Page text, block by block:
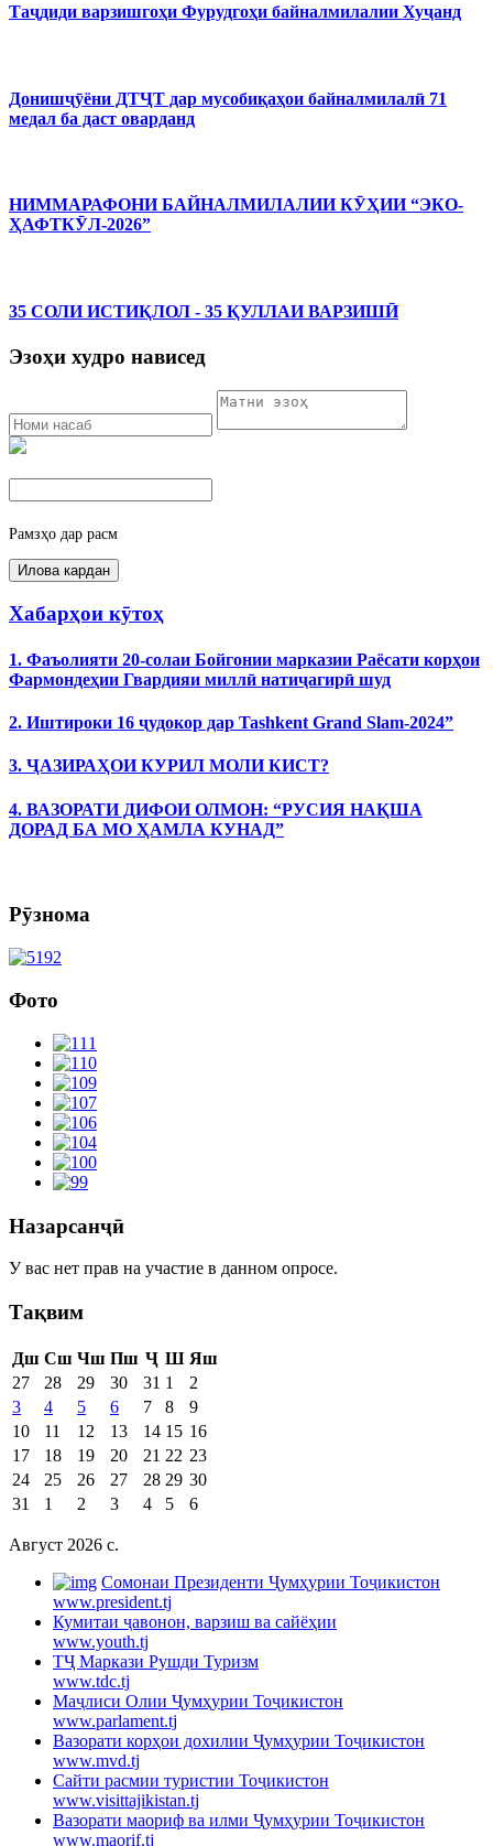
Таҷдиди варзишгоҳи Фурудгоҳи байналмилалии Хуҷанд
Донишҷӯёни ДТҶТ дар мусобиқаҳои байналмилалӣ 71
медал ба даст оварданд
НИММАРАФОНИ БАЙНАЛМИЛАЛИИ КӮҲИИ “ЭКО-
ҲАФТКӮЛ-2026”
35 СОЛИ ИСТИҚЛОЛ - 35 ҚУЛЛАИ ВАРЗИШӢ
Эзоҳи худро нависед
Рамзҳо дар расм
Хабарҳои кӯтоҳ
1. Фаъолияти 20-солаи Бойгонии марказии Раёсати корҳои
Фармондеҳии Гвардияи миллӣ натиҷагирӣ шуд
2. Иштироки 16 ҷудокор дар Tashkent Grand Slam-2024”
3. ҶАЗИРАҲОИ КУРИЛ МОЛИ КИСТ?
4. ВАЗОРАТИ ДИФОИ ОЛМОН: “РУСИЯ НАҚША
ДОРАД БА МО ҲАМЛА КУНАД”
Рӯзнома
Фото
Назарсанҷӣ
У вас нет прав на участие в данном опросе.
Тақвим
Дш Сш Чш Пш Ҷ Ш Яш
27
28 29 30 31 1
2
3
4 5 6 7 8
9
10
11 12 13 14 15 16
17
18 19 20 21 22 23
24
25 26 27 28 29 30
31
1 2 3 4 5 6
Август 2026 c.
Cомонаи Президенти Ҷумҳурии Тоҷикистон
www.president.tj
Кумитаи ҷавонон, варзиш ва сайёҳии
www.youth.tj
ТҶ Маркази Рушди Туризм
www.tdc.tj
Маҷлиси Олии Ҷумҳурии Тоҷикистон
www.parlament.tj
Вазорати корҳои дохилии Ҷумҳурии Тоҷикистон
www.mvd.tj
Сайти расмии туристии Тоҷикистон
www.visittajikistan.tj
Вазорати маориф ва илми Ҷумҳурии Тоҷикистон
www.maorif.tj